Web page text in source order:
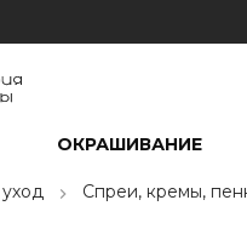
ОКРАШИВАНИЕ
Спреи, кремы,